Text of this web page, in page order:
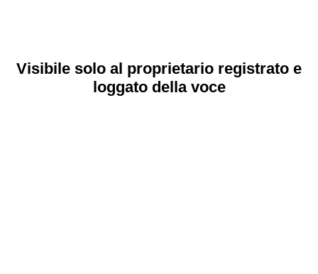
Visibile solo al proprietario registrato e
loggato della voce